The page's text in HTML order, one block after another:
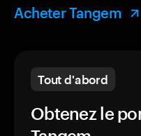
Acheter Tangem
Tout d'abord
Obtenez le